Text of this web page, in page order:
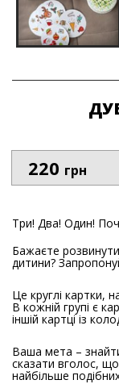
220 грн
Три! Два! Один!
Бажаєте
дитини?
Це круглі картки,
В кожній групі є
іншій картці із
Ваша мета –
сказати вголос,
найбільше